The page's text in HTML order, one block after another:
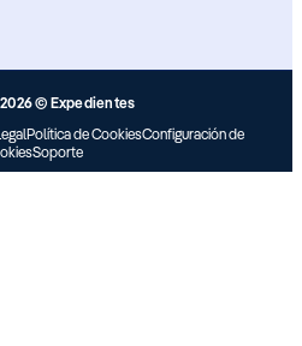
© Expedientes
Política de CookiesConfiguración de
Soporte